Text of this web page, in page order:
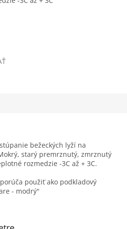
bežeckých lyží na
starý premrznutý, zmrznutý
rozmedzie -3C až + 3C.
použiť ako podkladový
- modrý"